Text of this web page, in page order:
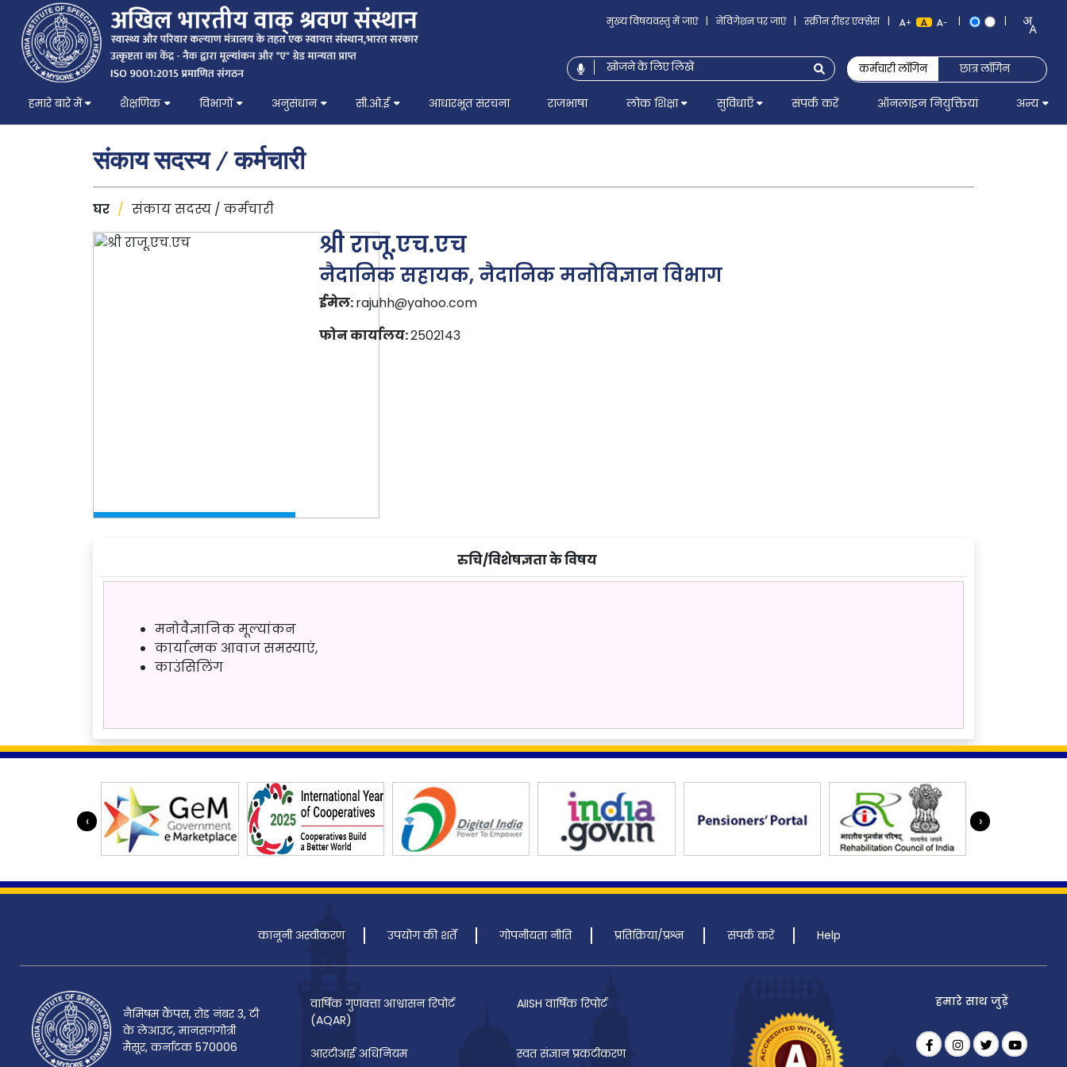
मुख्य विषयवस्तु में जाएं | नेविगेशन पर जाएं | स्क्रीन रीडर एक्सेस | + - | |
कर्मचारी लॉगिन छात्र लॉगिन
हमारे बारे में शैक्षणिक विभागों अनुसंधान सी.ओ.ई आधारभूत संरचना राजभाषा लोक शिक्षा सुविधाएँ संपर्क करें ऑनलाइन नियुक्तियां अन्य
संकाय सदस्य / कर्मचारी
घर / संकाय सदस्य / कर्मचारी
श्री राजू.एच.एच
नैदानिक सहायक, नैदानिक मनोविज्ञान विभाग
ईमेल:rajuhh@yahoo.com
फोन कार्यालय:2502143
रुचि/विशेषज्ञता के विषय
मनोवैज्ञानिक मूल्यांकन
कार्यात्मक आवाज समस्याएं,
काउंसिलिंग
‹ ›
कानूनी अस्वीकरण उपयोग की शर्तें गोपनीयता नीति प्रतिक्रिया/प्रश्न संपर्क करें Help
नैमिषम कैंपस, रोड नंबर 3, टी
के लेआउट, मानसगंगोत्री
मैसूर, कर्नाटक 570006
वार्षिक गुणवत्ता आश्वासन रिपोर्ट
(AQAR)
AIISH वार्षिक रिपोर्ट
आरटीआई अधिनियम स्वत संज्ञान प्रकटीकरण
हमारे साथ जुड़ें